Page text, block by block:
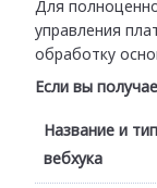
Для
управления
обработку
Если вы
Название и тип
вебхука